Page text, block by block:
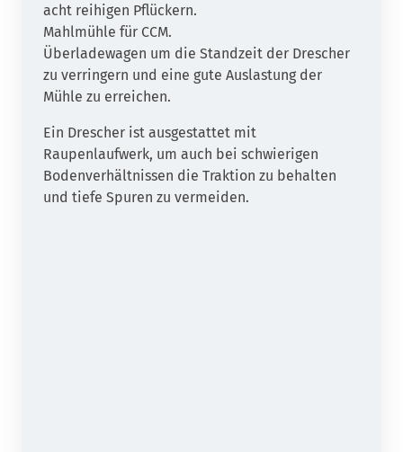
acht reihigen Pflückern.
Mahlmühle für CCM.
Überladewagen um die Standzeit der Drescher
zu verringern und eine gute Auslastung der
Mühle zu erreichen.
Ein Drescher ist ausgestattet mit
Raupenlaufwerk, um auch bei schwierigen
Bodenverhältnissen die Traktion zu behalten
und tiefe Spuren zu vermeiden.